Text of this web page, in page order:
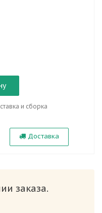
и сборка
Доставка
заказа.